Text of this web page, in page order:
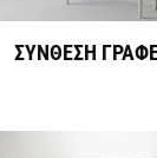
ΣΥΝΘΕΣΗ